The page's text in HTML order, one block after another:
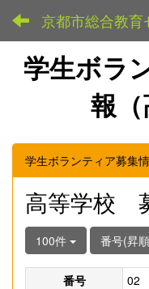
京都市総合教育
学生ボラ
報（
学生ボランティア募集
高等学校
100件 番号(昇
番号
02